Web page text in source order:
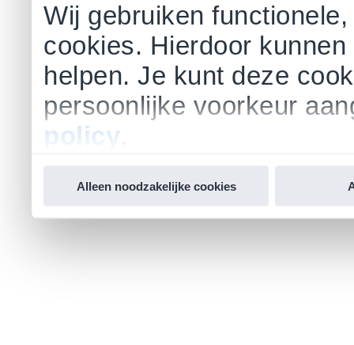
Wij gebruiken
cookies. Hierdoor
helpen. Je kunt deze
persoonlijke voorkeur
policy
Alleen noodzakelijke cookies